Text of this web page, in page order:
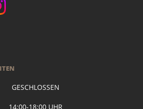
18:00 UHR